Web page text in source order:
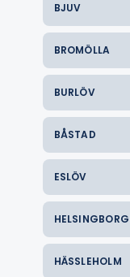
BJUV
BROMÖLLA
BURLÖV
BÅSTAD
ESLÖV
HELSINGBORG
HÄSSLEHOLM